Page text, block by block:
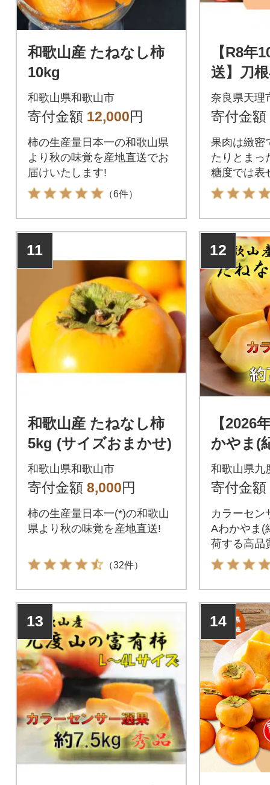
和歌山産 たねなし柿
10kg
和歌山県和歌山市
寄付金額 12,000円
柿の生産量日本一の和歌山県
より秋の味覚を産地直送でお
届けいたします!
（6件）
【R8年
送】刀
地※よ
柿」
奈良県天理
寄付金額
果肉は緻密
たりとまっ
糖度では表
11
和歌山産 たねなし柿
5kg (サイズおまかせ)
和歌山県和歌山市
寄付金額 8,000円
柿の生産量日本一(*)の和歌山
県より秋の味覚を産地直送!
（32件）
12
【2026
かやま(
ねなし
g L～4L
和歌山県九
寄付金額
カラーセン
Aわかやま(
荷する高品
ねなし柿」
13 14